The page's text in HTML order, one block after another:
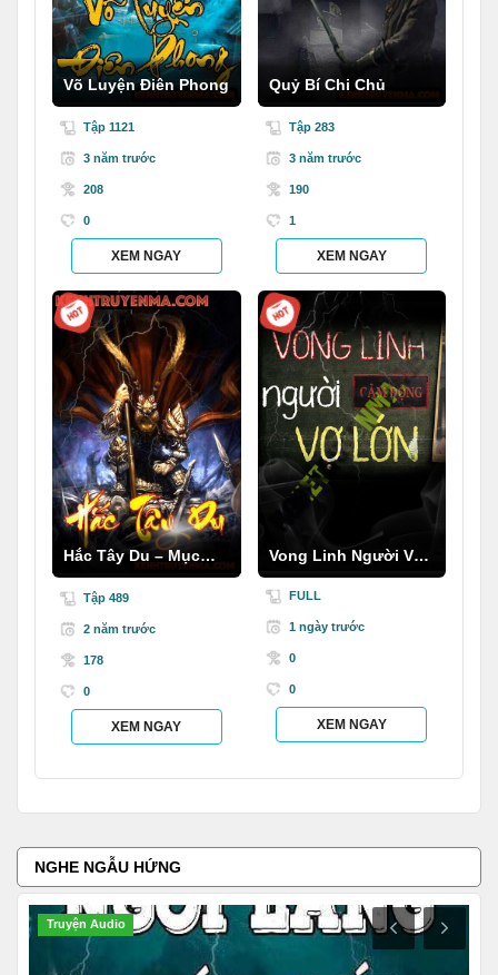
Võ Luyện Điên Phong
Tập 1121
3 năm trước
208
0
XEM NGAY
Quỷ Bí Chi Chủ
Tập 283
3 năm trước
190
1
XEM NGAY
Hắc Tây Du – Mục
Thần Ký
Tập 489
2 năm trước
178
0
XEM NGAY
Vong Linh Người Vợ
CũFULL
1 ngày trước
0
0
XEM NGAY
NGHE NGẪU HỨNG
Ngôn Tình